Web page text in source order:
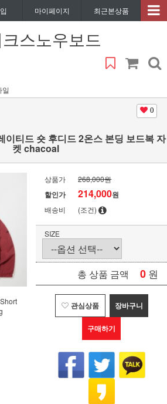
마이페이지 최근본상품
스노우보드
일
0
이티드 숏 후디드 2온스 본딩 보드복 자
켓 chacoal
상품가 268,000원
할인가 214,000원
배송비 (조건)
SIZE
총 상품 금액 0 원
관심상품 장바구니
구매하기